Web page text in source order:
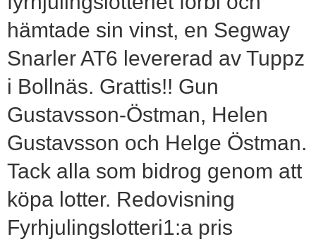
hämtade sin vinst, en Segway
Snarler AT6 levererad av Tuppz
i Bollnäs. Grattis!! Gun
Gustavsson-Östman, Helen
Gustavsson och Helge Östman.
Tack alla som bidrog genom att
köpa lotter. Redovisning
Fyrhjulingslotteri1:a pris